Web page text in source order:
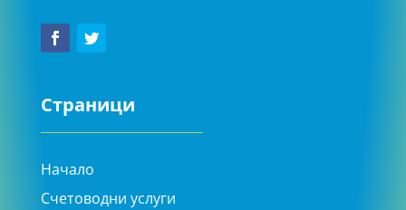
Страници
Начало
Счетоводни услуги